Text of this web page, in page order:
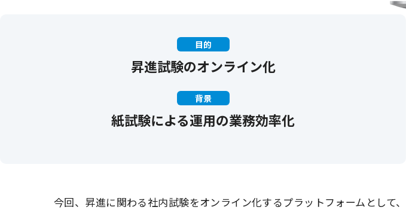
目的
昇進試験のオンライン化
背景
紙試験による運用の業務効率化
今回、昇進に関わる社内試験をオンライン化するプラットフォームとして、